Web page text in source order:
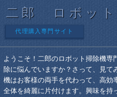
二郎 ロボット
代理購入専門サイト
ようこそ！二郎のロボット掃除機
除に悩んでいますか？さって、見て
機はお客様の両手を代わって、高効
全体を綺麗に片付けます。興味を持